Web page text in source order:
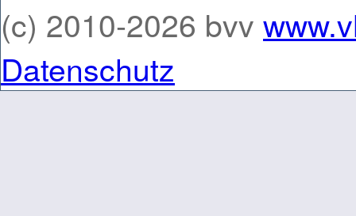
(c) 2010-2026 bvv
Datenschutz